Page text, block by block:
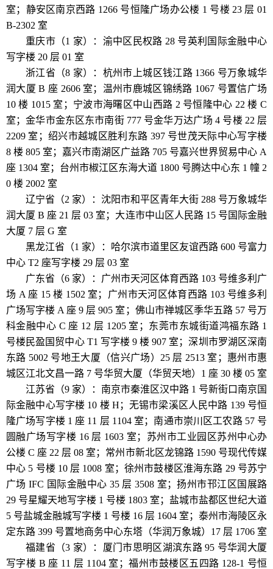
室；静安区南京西路 1266 号恒隆广场办公楼 1 号楼 23 层 01
B-2302 室
重庆市（1 家）：渝中区民权路 28 号英利国际金融中心
写字楼 20 层 01 室
浙江省（8 家）：杭州市上城区钱江路 1366 号万象城华
润大厦 B 座 2606 室；温州市鹿城区锦绣路 1067 号置信广场
10 楼 1015 室；宁波市海曙区中山西路 2 号恒隆中心 22 楼 C
室；金华市金东区东市南街 777 号金华万达广场 4 号楼 22 层
2209 室；绍兴市越城区胜利东路 397 号世茂天际中心写字楼
8 楼 805 室；嘉兴市南湖区广益路 705 号嘉兴世界贸易中心 A
座 1304 室；台州市椒江区东海大道 1800 号腾达中心东 1 幢 2
0 楼 2002 室
辽宁省（2 家）：沈阳市和平区青年大街 288 号万象城华
润大厦 B 座 21 层 03 室；大连市中山区人民路 15 号国际金融
大厦 7 层 G 室
黑龙江省（1 家）：哈尔滨市道里区友谊西路 600 号富力
中心 T2 座写字楼 29 层 03 室
广东省（6 家）：广州市天河区体育西路 103 号维多利广
场 A 座 15 楼 1502 室；广州市天河区体育西路 103 号维多利
广场写字楼 A 座 9 层 905 室；佛山市禅城区季华五路 57 号万
科金融中心 C 座 12 层 1205 室；东莞市东城街道鸿福东路 1
号楼民盈国贸中心 T1 写字楼 9 楼 907 室；深圳市罗湖区深南
东路 5002 号地王大厦（信兴广场）25 层 2513 室；惠州市惠
城区江北文昌一路 7 号华贸大厦（华贸天地）1 座 30 楼 05 室
江苏省（9 家）：南京市秦淮区汉中路 1 号新街口南京国
际金融中心写字楼 10 楼 H；无锡市梁溪区人民中路 139 号恒
隆广场写字楼 1 座 11 层 1104 室；南通市崇川区工农路 57 号
圆融广场写字楼 16 层 1603 室；苏州市工业园区苏州中心办
公楼 C 座 22 层 08 室；常州市新北区龙锦路 1590 号现代传媒
中心 5 号楼 10 层 1008 室；徐州市鼓楼区淮海东路 29 号苏宁
广场 IFC 国际金融中心 35 层 3508 室；扬州市邗江区国展路
29 号星耀天地写字楼 1 号楼 1803 室；盐城市盐都区世纪大道
5 号盐城金融城写字楼 1 号楼 16 层 1604 室；泰州市海陵区永
定东路 399 号置地商务中心东塔（华润万象城）17 层 1706 室
福建省（3 家）：厦门市思明区湖滨东路 95 号华润大厦
写字楼 B 座 11 层 1104 室；福州市鼓楼区五四路 128-1 号恒